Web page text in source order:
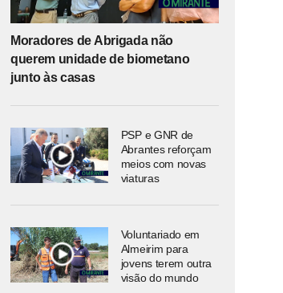
Moradores de Abrigada não
querem unidade de biometano
junto às casas
PSP e GNR de
Abrantes reforçam
meios com novas
viaturas
Voluntariado em
Almeirim para
jovens terem outra
visão do mundo